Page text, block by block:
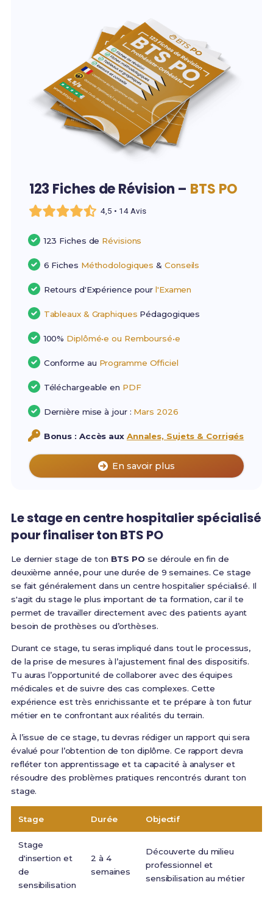
123 Fiches de Révision – BTS PO
4,5 • 14 Avis
123 Fiches de Révisions
6 Fiches Méthodologiques &Conseils
Retours d'Expérience pourl'Examen
Tableaux & Graphiques Pédagogiques
100% Diplômé•e ou Remboursé•e
Conforme au Programme Officiel
Téléchargeable en PDF
Dernière mise à jour : Mars 2026
Bonus : Accès aux Annales, Sujets & Corrigés
En savoir plus
Le stage en centre hospitalier spécialisé
pour finaliser ton BTS PO
Le dernier stage de ton BTS PO se déroule en fin de
deuxième année, pour une durée de 9 semaines. Ce stage
se fait généralement dans un centre hospitalier spécialisé. Il
s'agit du stage le plus important de ta formation, car il te
permet de travailler directement avec des patients ayant
besoin de prothèses ou d’orthèses.
Durant ce stage, tu seras impliqué dans tout le processus,
de la prise de mesures à l’ajustement final des dispositifs.
Tu auras l’opportunité de collaborer avec des équipes
médicales et de suivre des cas complexes. Cette
expérience est très enrichissante et te prépare à ton futur
métier en te confrontant aux réalités du terrain.
À l’issue de ce stage, tu devras rédiger un rapport qui sera
évalué pour l’obtention de ton diplôme. Ce rapport devra
refléter ton apprentissage et ta capacité à analyser et
résoudre des problèmes pratiques rencontrés durant ton
stage.
Stage Durée Objectif
Stage
d'insertion et
de
sensibilisation
2 à 4
semaines
Découverte du milieu
professionnel et
sensibilisation au métier